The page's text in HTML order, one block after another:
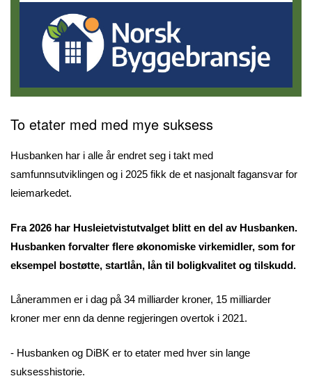
To etater med med mye suksess
Husbanken har i alle år endret seg i takt med
samfunnsutviklingen og i 2025 fikk de et nasjonalt fagansvar for
leiemarkedet.
Fra 2026 har Husleietvistutvalget blitt en del av Husbanken.
Husbanken forvalter flere økonomiske virkemidler, som for
eksempel bostøtte, startlån, lån til boligkvalitet og tilskudd.
Lånerammen er i dag på 34 milliarder kroner, 15 milliarder
kroner mer enn da denne regjeringen overtok i 2021.
- Husbanken og DiBK er to etater med hver sin lange
suksesshistorie.